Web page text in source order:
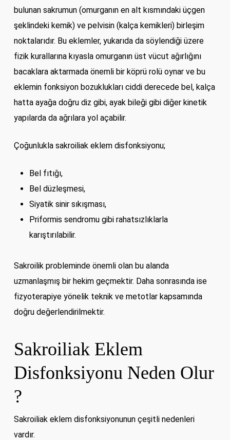
bulunan sakrumun (omurganın en alt kısmındaki üçgen
şeklindeki kemik) ve pelvisin (kalça kemikleri) birleşim
noktalarıdır. Bu eklemler, yukarıda da söylendiği üzere
fizik kurallarına kıyasla omurganın üst vücut ağırlığını
bacaklara aktarmada önemli bir köprü rolü oynar ve bu
eklemin fonksiyon bozuklukları ciddi derecede bel, kalça
hatta ayağa doğru diz gibi, ayak bileği gibi diğer kinetik
yapılarda da ağrılara yol açabilir.
Çoğunlukla sakroiliak eklem disfonksiyonu;
Bel fıtığı,
Bel düzleşmesi,
Siyatik sinir sıkışması,
Priformis sendromu gibi rahatsızlıklarla
karıştırılabilir.
Sakroilik probleminde önemli olan bu alanda
uzmanlaşmış bir hekim geçmektir. Daha sonrasında ise
fizyoterapiye yönelik teknik ve metotlar kapsamında
doğru değerlendirilmektir.
Sakroiliak Eklem
Disfonksiyonu Neden Olur
?
Sakroiliak eklem disfonksiyonunun çeşitli nedenleri
vardır.